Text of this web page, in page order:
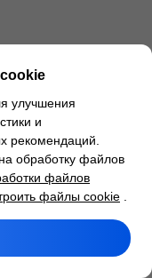
улучшения
и
рекомендаций.
обработку файлов
файлов
файлы cookie